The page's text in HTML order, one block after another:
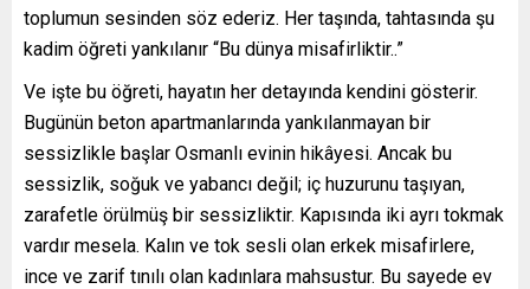
toplumun sesinden söz ederiz. Her taşında, tahtasında şu
kadim öğreti yankılanır “Bu dünya misafirliktir..”
Ve işte bu öğreti, hayatın her detayında kendini gösterir.
Bugünün beton apartmanlarında yankılanmayan bir
sessizlikle başlar Osmanlı evinin hikâyesi. Ancak bu
sessizlik, soğuk ve yabancı değil; iç huzurunu taşıyan,
zarafetle örülmüş bir sessizliktir. Kapısında iki ayrı tokmak
vardır mesela. Kalın ve tok sesli olan erkek misafirlere,
ince ve zarif tınılı olan kadınlara mahsustur. Bu sayede ev